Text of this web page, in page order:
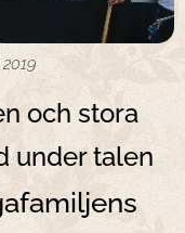
och stora
under talen